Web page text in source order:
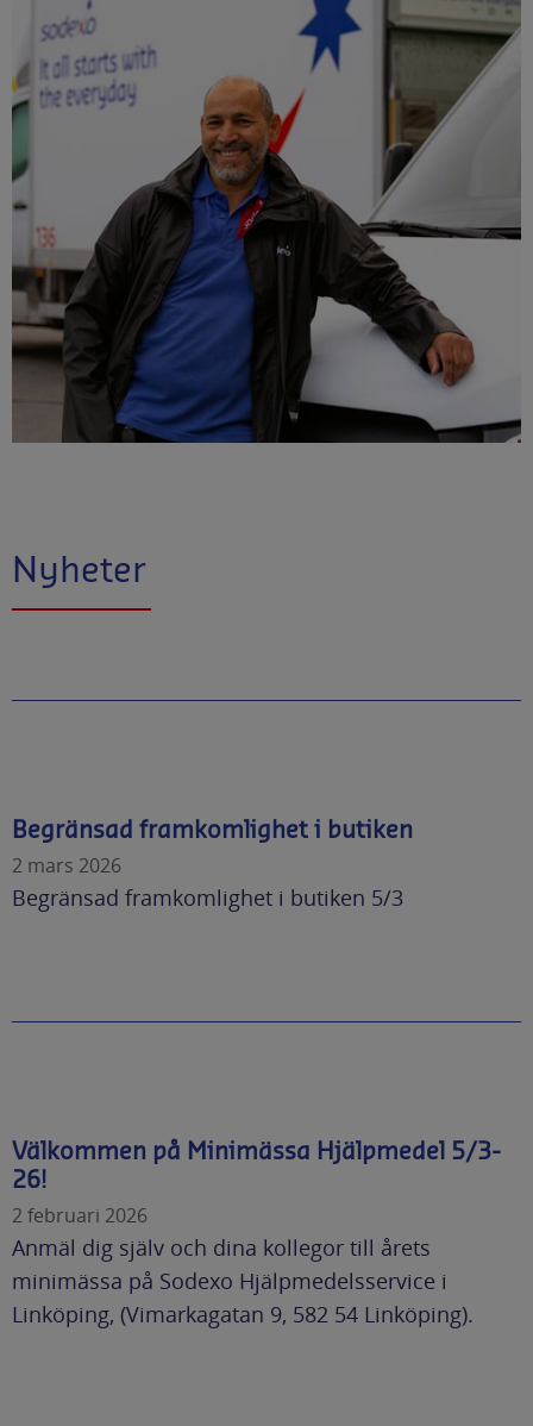
Nyheter
Begränsad framkomlighet i butiken
2 mars 2026
Begränsad framkomlighet i butiken 5/3
Välkommen på Minimässa Hjälpmedel 5/3-
26!
2 februari 2026
Anmäl dig själv och dina kollegor till årets
minimässa på Sodexo Hjälpmedelsservice i
Linköping, (Vimarkagatan 9, 582 54 Linköping).